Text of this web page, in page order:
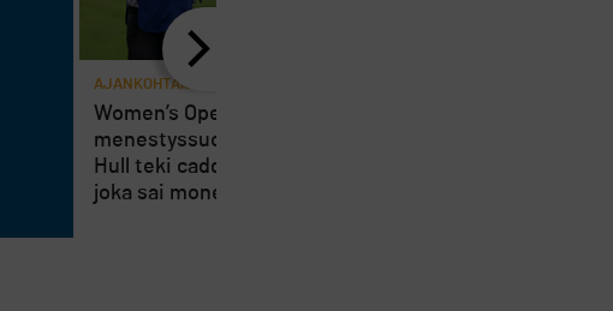
AJANKOHTAISTA
Women’s Openin
menestyssuosikki Charley
Hull teki caddielleen pilan,
joka sai monet suuttumaan